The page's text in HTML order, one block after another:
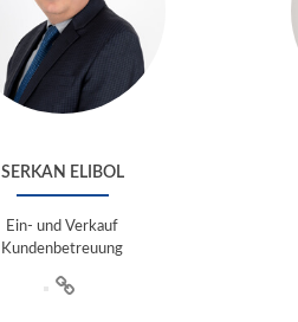
SERKAN ELIBOL
Ein- und Verkauf
Kundenbetreuung